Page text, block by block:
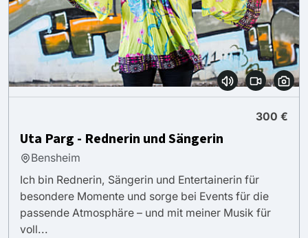
300 €
Uta Parg - Rednerin und Sängerin
Bensheim
Ich bin Rednerin, Sängerin und Entertainerin für
besondere Momente und sorge bei Events für die
passende Atmosphäre – und mit meiner Musik für
voll...